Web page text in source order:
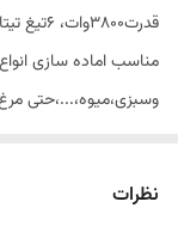
قدرت۳۸۰۰وات، ۶تیغ تیتانیوم، بسیار شیک وزیبا کارامد
مناسب اماده سازی
وسبزی،میوه،...،حتی
نظرات